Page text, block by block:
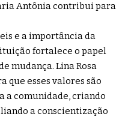
Antônia contribui para
e a importância da
fortalece o papel
mudança. Lina Rosa
que esses valores são
a comunidade, criando
a conscientização